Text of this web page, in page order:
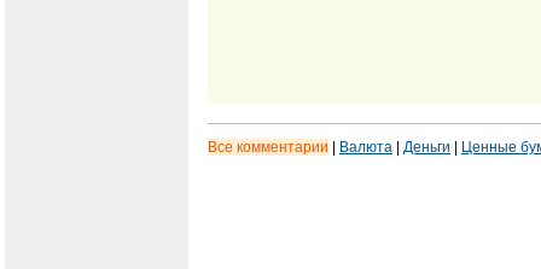
Все комментарии Валюта Деньги Ценные